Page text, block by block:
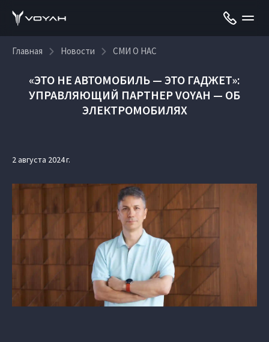
Главная Новости СМИ О НАС
«ЭТО НЕ АВТОМОБИЛЬ — ЭТО ГАДЖЕТ»:
УПРАВЛЯЮЩИЙ ПАРТНЕР VOYAH — ОБ
ЭЛЕКТРОМОБИЛЯХ
2 августа 2024 г.